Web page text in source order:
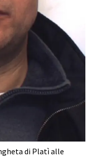
di Platì alle